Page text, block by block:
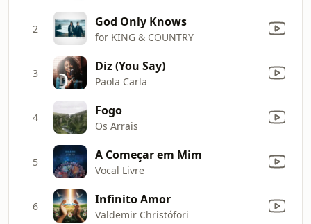
2 God Only Knows
for KING & COUNTRY
3 Diz (You Say)
Paola Carla
4 Fogo
Os Arrais
5 A Começar em Mim
Vocal Livre
6 Infinito Amor
Valdemir Christófori